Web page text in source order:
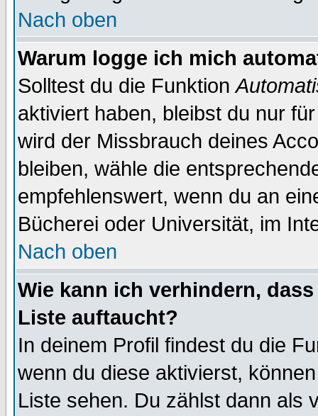
Nach oben
Warum logge ich mich
Solltest du die Funktion
aktiviert haben, bleibst du nur
wird der Missbrauch deines
bleiben, wähle die
empfehlenswert, wenn du an
Bücherei oder Universität, im
Nach oben
Wie kann ich verhindern,
Liste auftaucht?
In deinem Profil findest du die
wenn du diese aktivierst,
Liste sehen. Du zählst dann als